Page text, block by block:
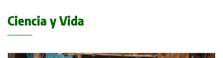
Ciencia y Vida